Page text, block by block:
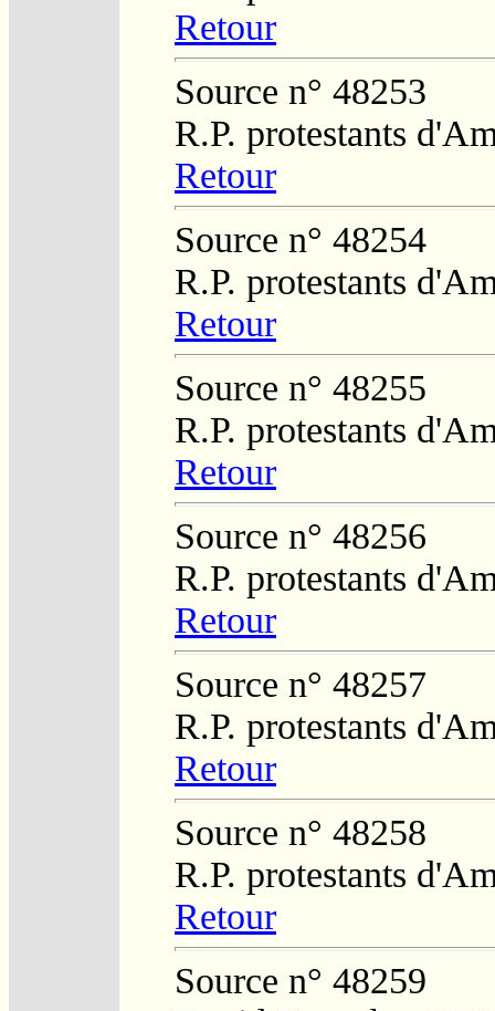
Retour
Source n° 48253
R.P. protestants
Retour
Source n° 48254
R.P. protestants
Retour
Source n° 48255
R.P. protestants
Retour
Source n° 48256
R.P. protestants
Retour
Source n° 48257
R.P. protestants
Retour
Source n° 48258
R.P. protestants
Retour
Source n° 48259